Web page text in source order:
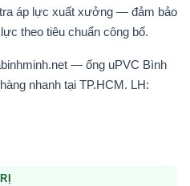
áp lực xuất xưởng — đảm bảo
theo tiêu chuẩn công bố.
— ống uPVC Bình
nhanh tại TP.HCM. LH: